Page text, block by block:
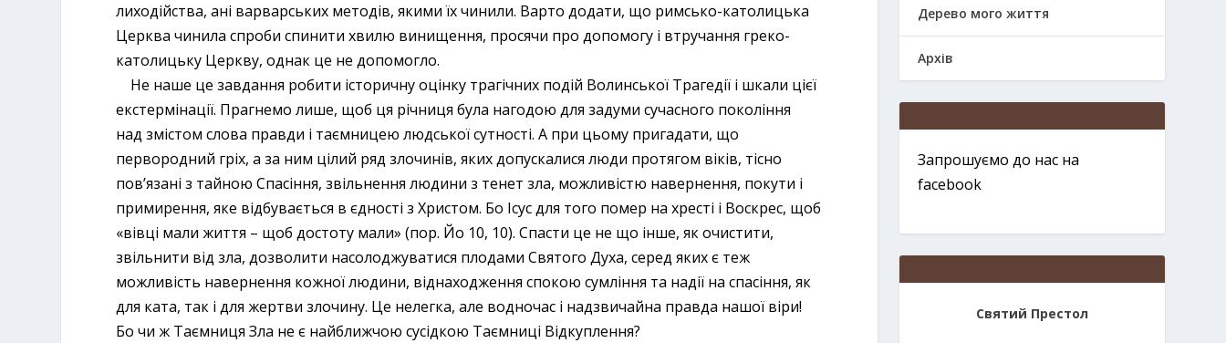
лиходійства, ані варварських методів, якими їх чинили. Варто додати, що римсько-католицька
Церква чинила спроби спинити хвилю винищення, просячи про допомогу і втручання греко-
католицьку Церкву, однак це не допомогло.
Не наше це завдання робити історичну оцінку трагічних подій Волинської Трагедії і шкали цієї
екстермінації. Прагнемо лише, щоб ця річниця була нагодою для задуми сучасного покоління
над змістом слова правди і таємницею людської сутності. А при цьому пригадати, що
первородний гріх, а за ним цілий ряд злочинів, яких допускалися люди протягом віків, тісно
пов’язані з тайною Спасіння, звільнення людини з тенет зла, можливістю навернення, покути і
примирення, яке відбувається в єдності з Христом. Бо Ісус для того помер на хресті і Воскрес, щоб
«вівці мали життя – щоб достоту мали» (пор. Йо 10, 10). Спасти це не що інше, як очистити,
звільнити від зла, дозволити насолоджуватися плодами Святого Духа, серед яких є теж
можливість навернення кожної людини, віднаходження спокою сумління та надії на спасіння, як
для ката, так і для жертви злочину. Це нелегка, але водночас і надзвичайна правда нашої віри!
Бо чи ж Таємниця Зла не є найближчою сусідкою Таємниці Відкуплення?
Дерево мого життя
Архів
Запрошуємо до нас на
facebook
Святий Престол